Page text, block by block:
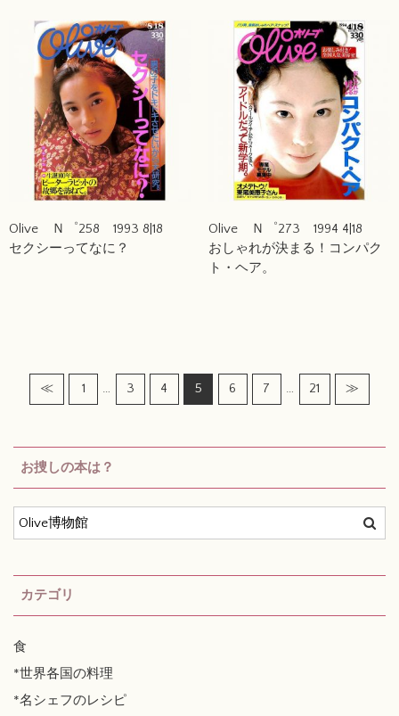
Olive Ｎ゜258 1993 8|18
セクシーってなに？
Olive Ｎ゜273 1994 4|18
おしゃれが決まる！コンパク
ト・ヘア。
≪ 1 … 3 4 5 6 7 … 21 ≫
お捜しの本は？
カテゴリ
食
*世界各国の料理
*名シェフのレシピ